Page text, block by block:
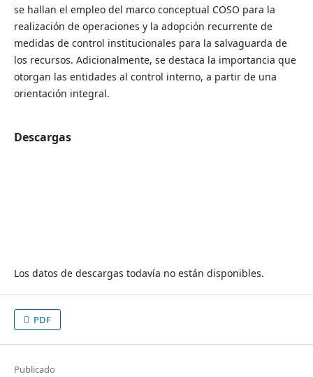
se hallan el empleo del marco conceptual COSO para la
realización de operaciones y la adopción recurrente de
medidas de control institucionales para la salvaguarda de
los recursos. Adicionalmente, se destaca la importancia que
otorgan las entidades al control interno, a partir de una
orientación integral.
Descargas
Los datos de descargas todavía no están disponibles.
PDF
Publicado